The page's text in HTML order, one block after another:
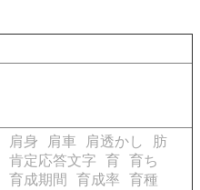
肩身 肩車 肩透かし
肪
肯定応答文字 育 育ち
育成期間 育成率
育種